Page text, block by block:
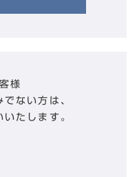
様
ない方は、
いたします。